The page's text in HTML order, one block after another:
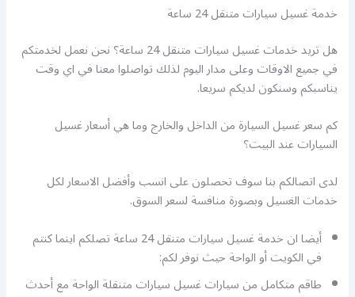
خدمة غسيل سيارات متنقل 24 ساعة
هل تريد خدمات غسيل سيارات متنقل 24 ساعة؟ نحن نعمل لخدمتكم
في جميع الاوقات وعلى مدار اليوم لذلك تواصلوا معنا في اي وقت
يناسبكم وسنكون لديكم سريعا.
كم سعر غسيل السيارة من الداخل والخارج وما هي أسعار غسيل
السيارات عند البيت؟
لدى اتصالكم بنا سوف تحصلون على انسب وأفضل الاسعار لكل
خدمات الغسيل وبصورة منافسة لسعر السوق.
أيضا ان خدمة غسيل سيارات متنقل 24 ساعة تصلكم اينما كنتم
في الكويت أو الواحة حيث نوفر لكم:
طاقم متكامل من سيارات غسيل سيارات متنقلة الواحة مع أحدث